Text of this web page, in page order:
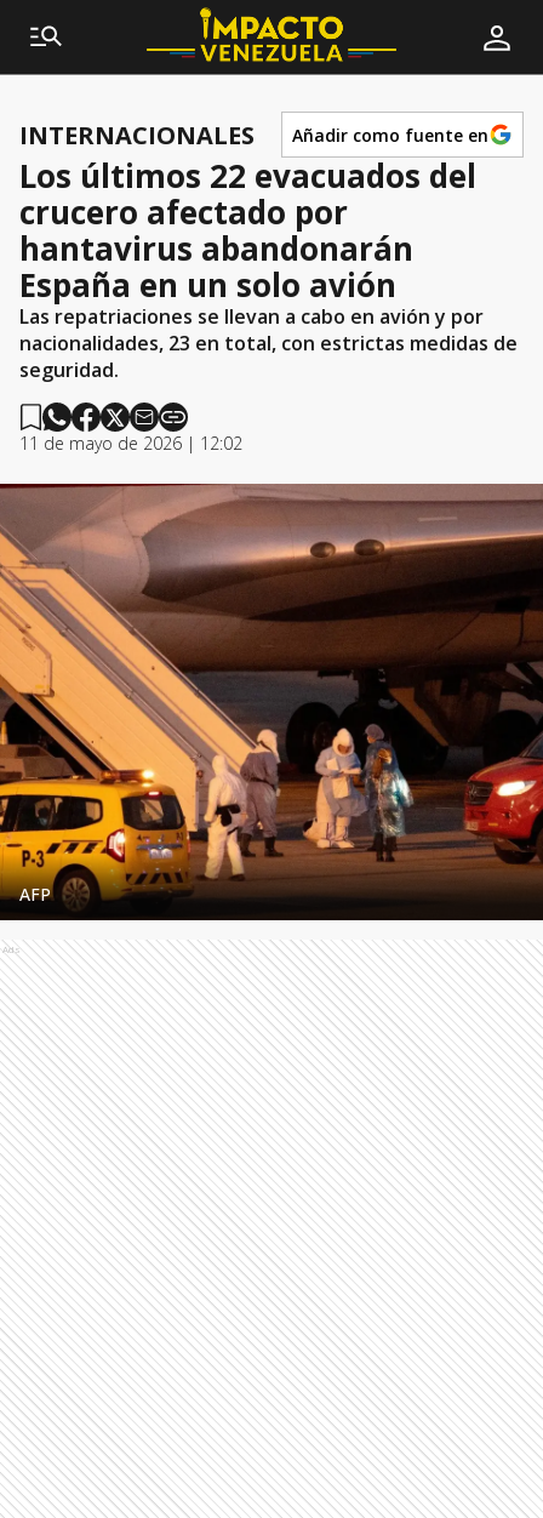
INTERNACIONALES Añadir como fuente en
Los últimos 22 evacuados del
crucero afectado por
hantavirus abandonarán
España en un solo avión
Las repatriaciones se llevan a cabo en avión y por
nacionalidades, 23 en total, con estrictas medidas de
seguridad.
11 de mayo de 2026 | 12:02
AFP
Ads